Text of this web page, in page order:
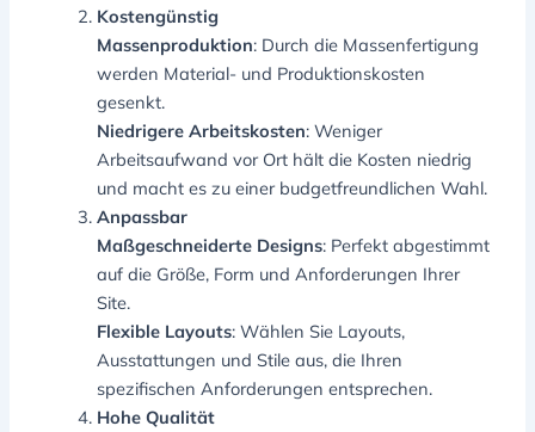
Kostengünstig
Massenproduktion: Durch die Massenfertigung
werden Material- und Produktionskosten
gesenkt.
Niedrigere Arbeitskosten: Weniger
Arbeitsaufwand vor Ort hält die Kosten niedrig
und macht es zu einer budgetfreundlichen Wahl.
Anpassbar
Maßgeschneiderte Designs: Perfekt abgestimmt
auf die Größe, Form und Anforderungen Ihrer
Site.
Flexible Layouts: Wählen Sie Layouts,
Ausstattungen und Stile aus, die Ihren
spezifischen Anforderungen entsprechen.
Hohe Qualität